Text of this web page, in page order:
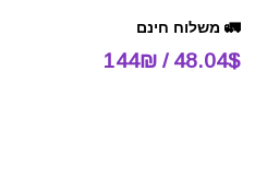
🚛 משלוח חינם
48.04$ / 144₪